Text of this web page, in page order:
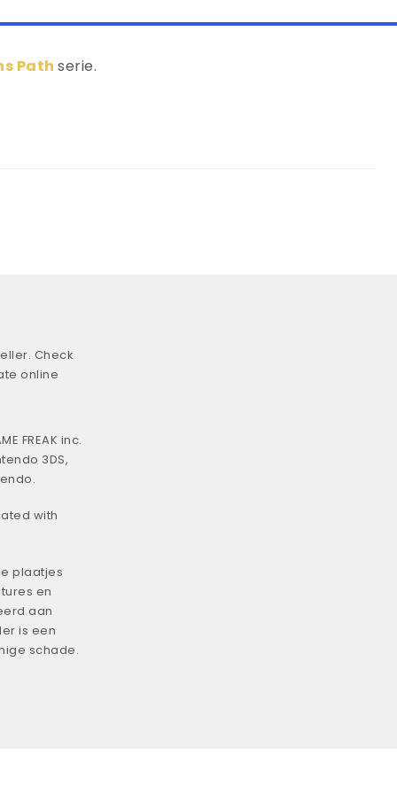
Pathserie.
Check
online
FREAK inc.
3DS,
with
plaatjes
en
aan
is een
schade.